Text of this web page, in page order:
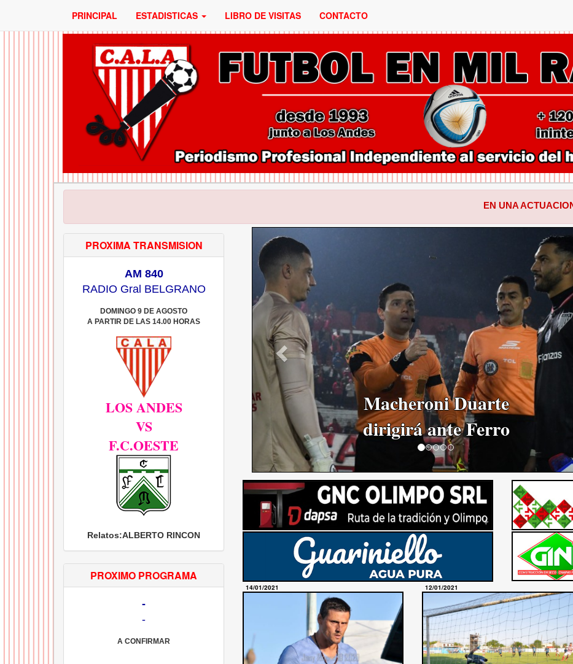
PRINCIPAL ESTADISTICAS LIBRO DE VISITAS CONTACTO
EN UNA ACTUACION PARA EL
PROXIMA TRANSMISION
AM 840
RADIO Gral BELGRANO
DOMINGO 9 DE AGOSTO
A PARTIR DE LAS 14.00 HORAS
LOS ANDES
VS
F.C.OESTE
Relatos:ALBERTO RINCON
PROXIMO PROGRAMA
-
-
A CONFIRMAR
Navas: "No hicimos
un buen partido"
ANTERIOR
14/01/2021 12/01/2021